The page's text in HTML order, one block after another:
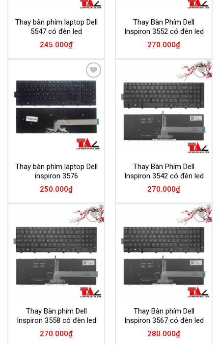
Thay bàn phím laptop Dell
5547 có đèn led
245.000₫
Thay Bàn Phím Dell
Inspiron 3552 có đèn led
270.000₫
Add to
Wishlist
Thay bàn phím laptop Dell
inspiron 3576
250.000₫
Add to
Wishlist
Thay Bàn Phím Dell
Inspiron 3542 có đèn led
270.000₫
Add to
Wishlist
Thay Bàn phím Dell
Inspiron 3558 có đèn led
270.000₫
Add to
Wishlist
Thay Bàn phím Dell
Inspiron 3567 có đèn led
280.000₫